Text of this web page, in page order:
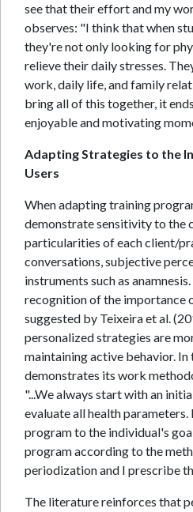
see that their effort and my
observes: "I think that when
they're not only looking for
relieve their daily stresses.
work, daily life, and family
bring all of this together, it
enjoyable and motivating
Adapting Strategies to the
Users
When adapting training
demonstrate sensitivity to the
particularities of each client/
conversations, subjective
instruments such as
recognition of the importance
suggested by Teixeira et al.
personalized strategies are
maintaining active behavior. In
demonstrates its work
"...We always start with an
evaluate all health parameters.
program to the individual's
program according to the
periodization and I prescribe
The literature reinforces that